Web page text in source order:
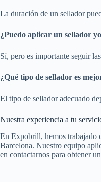
La duración de un sellador
¿Puedo aplicar un sellador
Sí, pero es importante seguir
¿Qué tipo de sellador es
El tipo de sellador adecuado
Nuestra experiencia a tu
En Expobrill, hemos trabajado
Barcelona. Nuestro equipo
en contactarnos para obtener